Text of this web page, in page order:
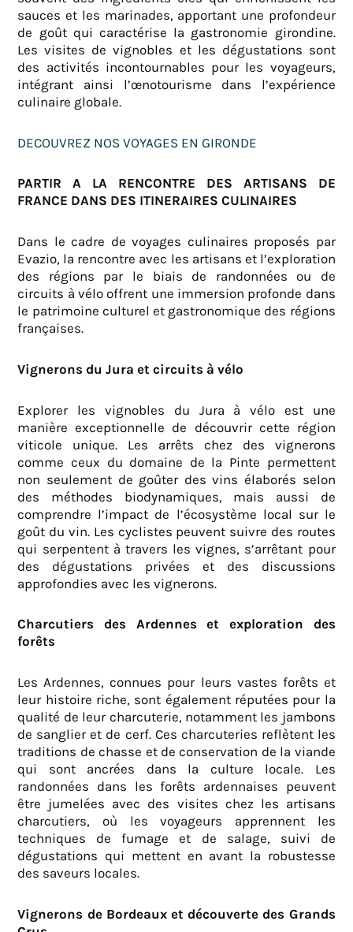
sauces et les marinades, apportant une profondeur
de goût qui caractérise la gastronomie girondine.
Les visites de vignobles et les dégustations sont
des activités incontournables pour les voyageurs,
intégrant ainsi l’œnotourisme dans l’expérience
culinaire globale.
DECOUVREZ NOS VOYAGES EN GIRONDE
PARTIR A LA RENCONTRE DES ARTISANS DE
FRANCE DANS DES ITINERAIRES CULINAIRES
Dans le cadre de voyages culinaires proposés par
Evazio, la rencontre avec les artisans et l’exploration
des régions par le biais de randonnées ou de
circuits à vélo offrent une immersion profonde dans
le patrimoine culturel et gastronomique des régions
françaises.
Vignerons du Jura et circuits à vélo
Explorer les vignobles du Jura à vélo est une
manière exceptionnelle de découvrir cette région
viticole unique. Les arrêts chez des vignerons
comme ceux du domaine de la Pinte permettent
non seulement de goûter des vins élaborés selon
des méthodes biodynamiques, mais aussi de
comprendre l’impact de l’écosystème local sur le
goût du vin. Les cyclistes peuvent suivre des routes
qui serpentent à travers les vignes, s’arrêtant pour
des dégustations privées et des discussions
approfondies avec les vignerons.
Charcutiers des Ardennes et exploration des
forêts
Les Ardennes, connues pour leurs vastes forêts et
leur histoire riche, sont également réputées pour la
qualité de leur charcuterie, notamment les jambons
de sanglier et de cerf. Ces charcuteries reflètent les
traditions de chasse et de conservation de la viande
qui sont ancrées dans la culture locale. Les
randonnées dans les forêts ardennaises peuvent
être jumelées avec des visites chez les artisans
charcutiers, où les voyageurs apprennent les
techniques de fumage et de salage, suivi de
dégustations qui mettent en avant la robustesse
des saveurs locales.
Vignerons de Bordeaux et découverte des Grands